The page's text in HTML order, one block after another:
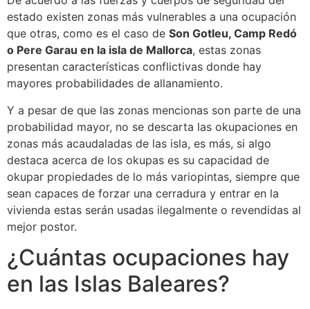
estado existen zonas más vulnerables a una ocupación
que otras, como es el caso de Son Gotleu, Camp Redó
o Pere Garau en la isla de Mallorca, estas zonas
presentan características conflictivas donde hay
mayores probabilidades de allanamiento.
Y a pesar de que las zonas mencionas son parte de una
probabilidad mayor, no se descarta las okupaciones en
zonas más acaudaladas de las isla, es más, si algo
destaca acerca de los okupas es su capacidad de
okupar propiedades de lo más variopintas, siempre que
sean capaces de forzar una cerradura y entrar en la
vivienda estas serán usadas ilegalmente o revendidas al
mejor postor.
¿Cuántas ocupaciones hay
en las Islas Baleares?